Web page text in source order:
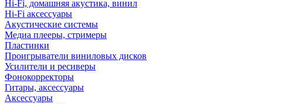
Hi-Fi, домашняя акустика, винил
Hi-Fi аксессуары
Акустические системы
Медиа плееры, стримеры
Пластинки
Проигрыватели виниловых дисков
Усилители и ресиверы
Фонокорректоры
Гитары, аксессуары
Аксессуары